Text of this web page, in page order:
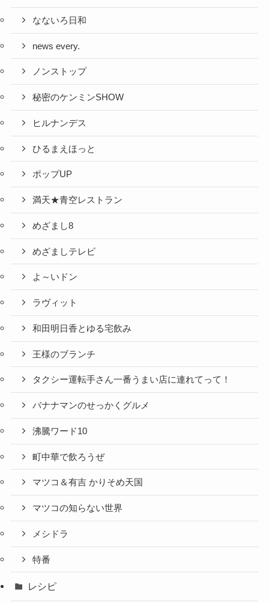
なないろ日和
news every.
ノンストップ
秘密のケンミンSHOW
ヒルナンデス
ひるまえほっと
ポップUP
満天★青空レストラン
めざまし8
めざましテレビ
よ～いドン
ラヴィット
和田明日香とゆる宅飲み
王様のブランチ
タクシー運転手さん一番うまい店に連れてって！
バナナマンのせっかくグルメ
沸騰ワード10
町中華で飲ろうぜ
マツコ＆有吉 かりそめ天国
マツコの知らない世界
メシドラ
特番
レシピ